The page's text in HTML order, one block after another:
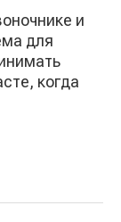
и
для
когда